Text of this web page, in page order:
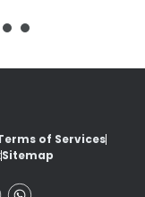
of Services
Sitemap